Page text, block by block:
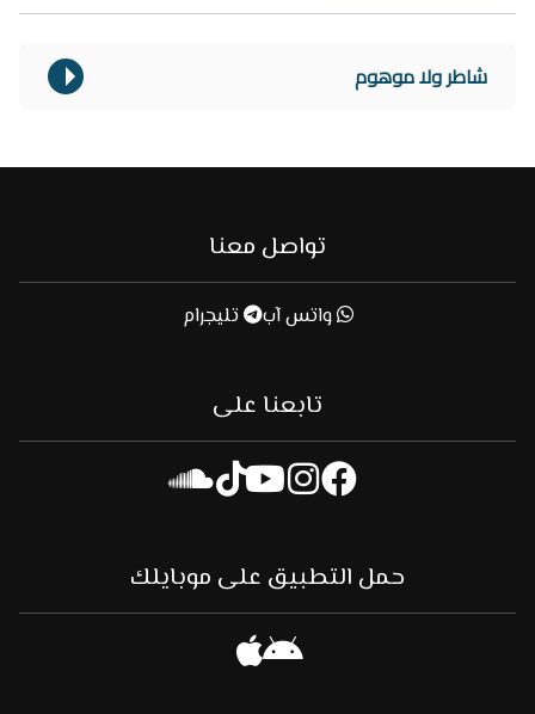
شاطر ولا موهوم
تواصل معنا
واتس آب تليجرام
تابعنا على
حمل التطبيق على موبايلك